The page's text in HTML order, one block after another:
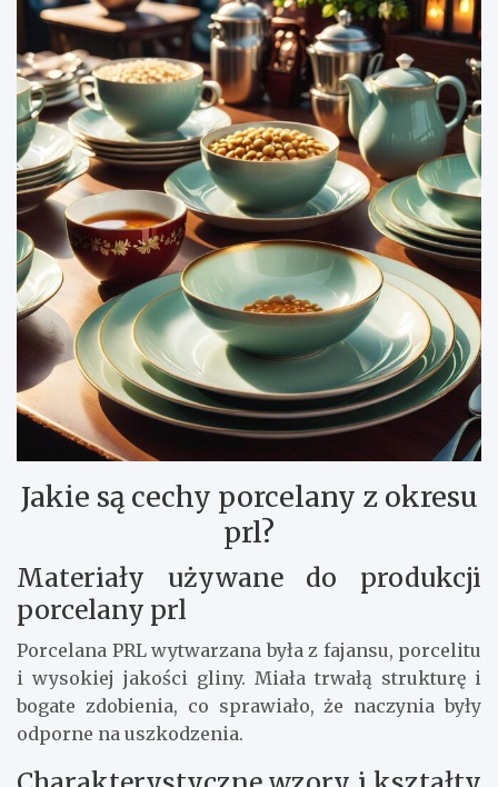
Jakie są cechy porcelany z okresu
prl?
Materiały używane do produkcji
porcelany prl
Porcelana PRL wytwarzana była z fajansu, porcelitu
i wysokiej jakości gliny. Miała trwałą strukturę i
bogate zdobienia, co sprawiało, że naczynia były
odporne na uszkodzenia.